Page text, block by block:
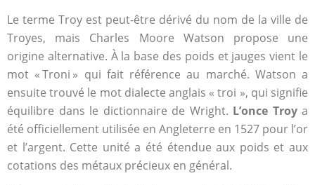
Le terme Troy est peut-être dérivé du nom de la ville de
Troyes, mais Charles Moore Watson propose une
origine alternative. À la base des poids et jauges vient le
mot « Troni » qui fait référence au marché. Watson a
ensuite trouvé le mot dialecte anglais « troi », qui signifie
équilibre dans le dictionnaire de Wright. L’once Troya
été officiellement utilisée en Angleterre en 1527 pour l’or
et l’argent. Cette unité a été étendue aux poids et aux
cotations des métaux précieux en général.